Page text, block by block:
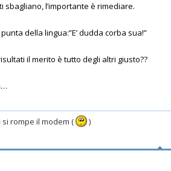
sbagliano, l’importante è rimediare.
della lingua:”E’ dudda corba sua!”
il merito è tutto degli altri giusto??
rompe il modem (
)